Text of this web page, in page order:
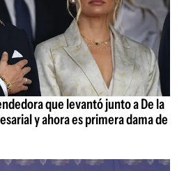
que levantó junto a De la
y ahora es primera dama de